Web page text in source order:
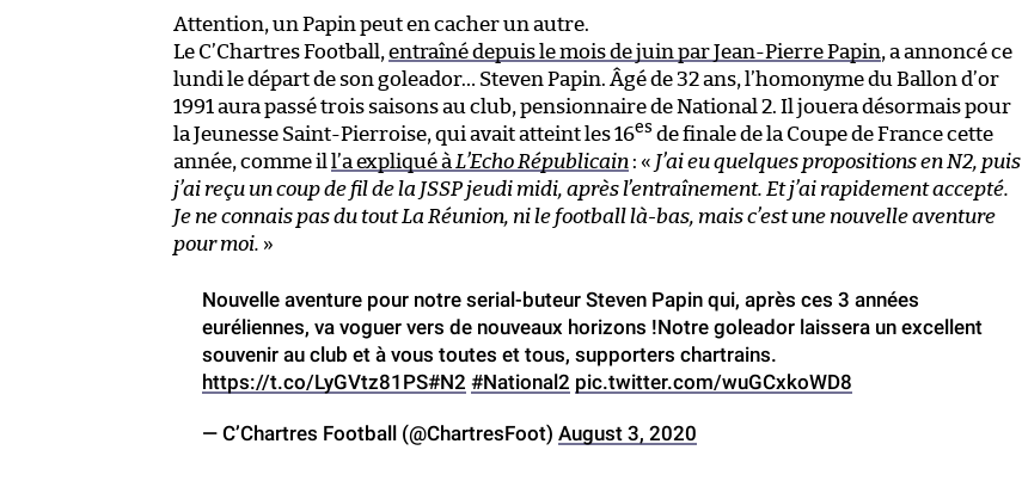
Attention, un Papin peut en cacher un autre.
Le C’Chartres Football, entraîné depuis le mois de juin par Jean-Pierre Papin, a annoncé ce
lundi le départ de son goleador… Steven Papin. Âgé de 32 ans, l’homonyme du Ballon d’or
1991 aura passé trois saisons au club, pensionnaire de National 2. Il jouera désormais pour
la Jeunesse Saint-Pierroise, qui avait atteint les 16es de finale de la Coupe de France cette
année, comme il l’a expliqué à L’Echo Républicain : « J’ai eu quelques propositions en N2, puis
j’ai reçu un coup de fil de la JSSP jeudi midi, après l’entraînement. Et j’ai rapidement accepté.
Je ne connais pas du tout La Réunion, ni le football là-bas, mais c’est une nouvelle aventure
pour moi. »
Nouvelle aventure pour notre serial-buteur Steven Papin qui, après ces 3 années
euréliennes, va voguer vers de nouveaux horizons !Notre goleador laissera un excellent
souvenir au club et à vous toutes et tous, supporters chartrains.
https://t.co/LyGVtz81PS#N2 #National2 pic.twitter.com/wuGCxkoWD8
— C’Chartres Football (@ChartresFoot) August 3, 2020